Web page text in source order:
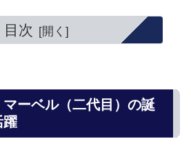
目次
ーベル（二代目）の誕
躍